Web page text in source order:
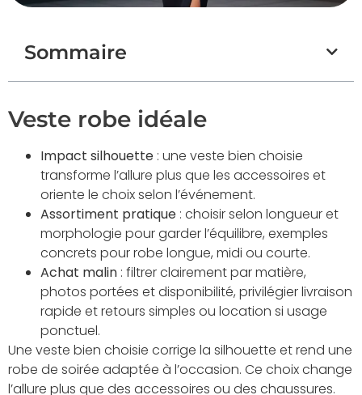
Sommaire
Veste robe idéale
Impact silhouette : une veste bien choisie
transforme l’allure plus que les accessoires et
oriente le choix selon l’événement.
Assortiment pratique : choisir selon longueur et
morphologie pour garder l’équilibre, exemples
concrets pour robe longue, midi ou courte.
Achat malin : filtrer clairement par matière,
photos portées et disponibilité, privilégier livraison
rapide et retours simples ou location si usage
ponctuel.
Une veste bien choisie corrige la silhouette et rend une
robe de soirée adaptée à l’occasion. Ce choix change
l’allure plus que des accessoires ou des chaussures.